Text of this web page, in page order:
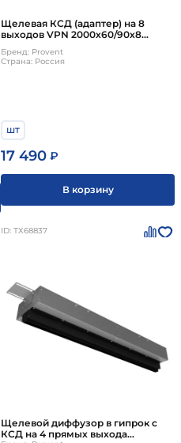
Щелевая КСД (адаптер) на 8
выходов VPN 2000х60/90х8
Бренд: Provent
Страна: Россия
шт
17 490 ₽
В корзину
ID: ТХ68837
Щелевой диффузор в гипрок с
КСД на 4 прямых выхода